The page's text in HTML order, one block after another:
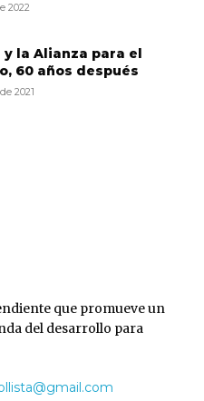
2022
y la Alianza para el
60 años después
2021
que promueve un
del desarrollo para